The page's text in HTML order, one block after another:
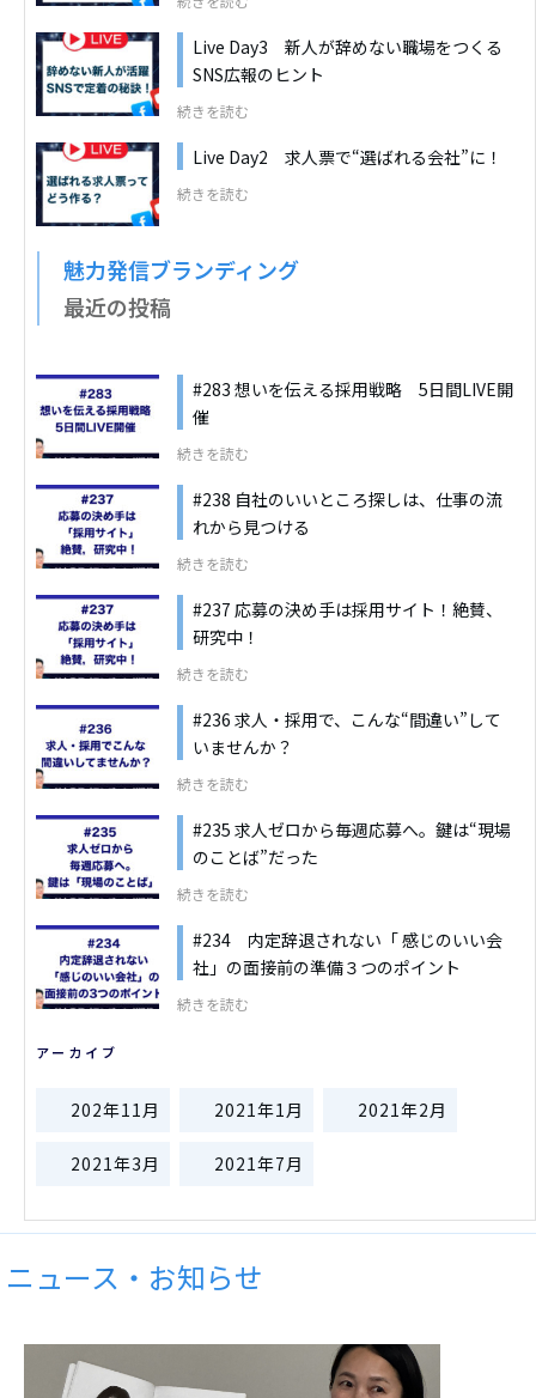
Live Day3 新人が辞めない職場をつくる
SNS広報のヒント
続きを読む
Live Day2 求人票で“選ばれる会社”に！
続きを読む
魅力発信ブランディング
最近の投稿
#283 想いを伝える採用戦略 5日間LIVE開
催
続きを読む
#238 自社のいいところ探しは、仕事の流
れから見つける
続きを読む
#237 応募の決め手は採用サイト！絶賛、
研究中！
続きを読む
#236 求人・採用で、こんな“間違い”して
いませんか？
続きを読む
#235 求人ゼロから毎週応募へ。鍵は“現場
のことば”だった
続きを読む
#234 内定辞退されない「 感じのいい会
社」の面接前の準備３つのポイント
続きを読む
アーカイブ
202年11月 2021年1月 2021年2月
2021年3月 2021年7月
ニュース・お知らせ